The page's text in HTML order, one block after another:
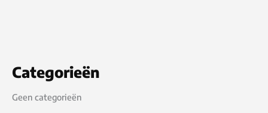
Categorieën
Geen categorieën